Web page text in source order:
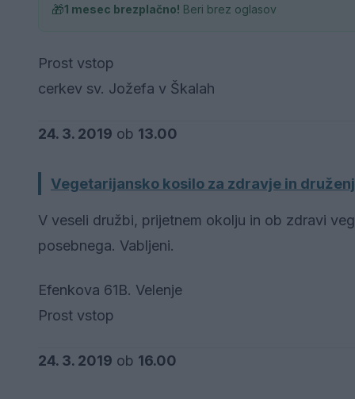
🎁1 mesec brezplačno! Beri brez oglasov
Prost vstop
cerkev sv. Jožefa v Škalah
24. 3. 2019 ob 13.00
Vegetarijansko kosilo za zdravje in
V veseli družbi, prijetnem okolju in ob zdravi
posebnega. Vabljeni.
Efenkova 61B. Velenje
Prost vstop
24. 3. 2019 ob 16.00